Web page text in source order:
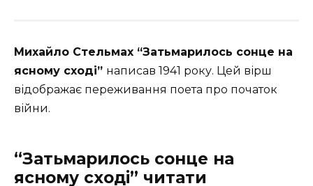
Михайло Стельмах “Затьмарилось сонце на
ясному сході” написав 1941 року. Цей вірш
відображає переживання поета про початок
війни.
“Затьмарилось сонце на
ясному сході” читати